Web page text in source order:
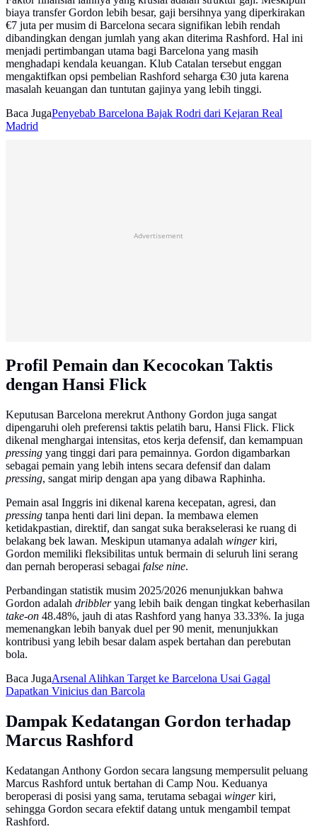
biaya transfer Gordon lebih besar, gaji bersihnya yang diperkirakan
€7 juta per musim di Barcelona secara signifikan lebih rendah
dibandingkan dengan jumlah yang akan diterima Rashford. Hal ini
menjadi pertimbangan utama bagi Barcelona yang masih
menghadapi kendala keuangan. Klub Catalan tersebut enggan
mengaktifkan opsi pembelian Rashford seharga €30 juta karena
masalah keuangan dan tuntutan gajinya yang lebih tinggi.
Baca JugaPenyebab Barcelona Bajak Rodri dari Kejaran Real
Madrid
Advertisement
Profil Pemain dan Kecocokan Taktis
dengan Hansi Flick
Keputusan Barcelona merekrut Anthony Gordon juga sangat
dipengaruhi oleh preferensi taktis pelatih baru, Hansi Flick. Flick
dikenal menghargai intensitas, etos kerja defensif, dan kemampuan
pressing yang tinggi dari para pemainnya. Gordon digambarkan
sebagai pemain yang lebih intens secara defensif dan dalam
pressing, sangat mirip dengan apa yang dibawa Raphinha.
Pemain asal Inggris ini dikenal karena kecepatan, agresi, dan
pressing tanpa henti dari lini depan. Ia membawa elemen
ketidakpastian, direktif, dan sangat suka berakselerasi ke ruang di
belakang bek lawan. Meskipun utamanya adalah wingerkiri,
Gordon memiliki fleksibilitas untuk bermain di seluruh lini serang
dan pernah beroperasi sebagai false nine.
Perbandingan statistik musim 2025/2026 menunjukkan bahwa
Gordon adalah dribbleryang lebih baik dengan tingkat keberhasilan
take-on 48.48%, jauh di atas Rashford yang hanya 33.33%. Ia juga
memenangkan lebih banyak duel per 90 menit, menunjukkan
kontribusi yang lebih besar dalam aspek bertahan dan perebutan
bola.
Baca JugaArsenal Alihkan Target ke Barcelona Usai Gagal
Dapatkan Vinicius dan Barcola
Dampak Kedatangan Gordon terhadap
Marcus Rashford
Kedatangan Anthony Gordon secara langsung mempersulit peluang
Marcus Rashford untuk bertahan di Camp Nou. Keduanya
beroperasi di posisi yang sama, terutama sebagai wingerkiri,
sehingga Gordon secara efektif datang untuk mengambil tempat
Rashford.